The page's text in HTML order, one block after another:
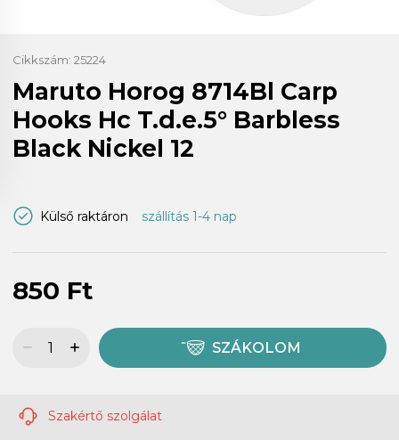
Cikkszám: 25224
Maruto Horog 8714Bl Carp
Hooks Hc T.d.e.5° Barbless
Black Nickel 12
Külső raktáron szállítás 1-4 nap
850 Ft
SZÁKOLOM
Szakértő szolgálat